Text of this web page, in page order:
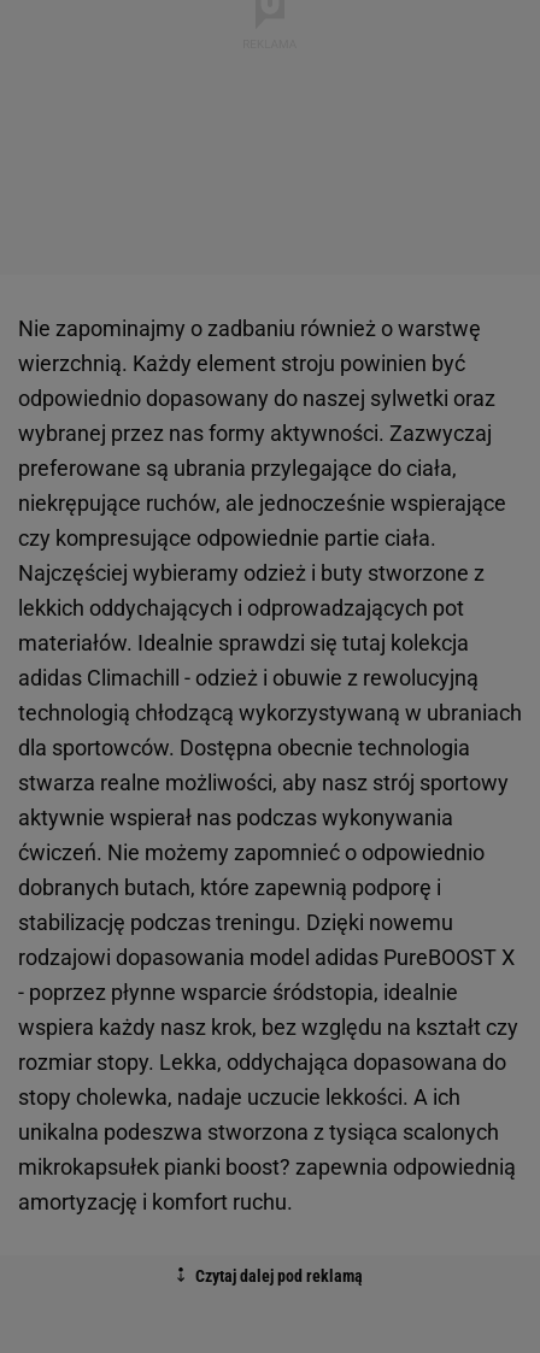
Nie zapominajmy o zadbaniu również o warstwę
wierzchnią. Każdy element stroju powinien być
odpowiednio dopasowany do naszej sylwetki oraz
wybranej przez nas formy aktywności. Zazwyczaj
preferowane są ubrania przylegające do ciała,
niekrępujące ruchów, ale jednocześnie wspierające
czy kompresujące odpowiednie partie ciała.
Najczęściej wybieramy odzież i buty stworzone z
lekkich oddychających i odprowadzających pot
materiałów. Idealnie sprawdzi się tutaj kolekcja
adidas Climachill - odzież i obuwie z rewolucyjną
technologią chłodzącą wykorzystywaną w ubraniach
dla sportowców. Dostępna obecnie technologia
stwarza realne możliwości, aby nasz strój sportowy
aktywnie wspierał nas podczas wykonywania
ćwiczeń. Nie możemy zapomnieć o odpowiednio
dobranych butach, które zapewnią podporę i
stabilizację podczas treningu. Dzięki nowemu
rodzajowi dopasowania model adidas PureBOOST X
- poprzez płynne wsparcie śródstopia, idealnie
wspiera każdy nasz krok, bez względu na kształt czy
rozmiar stopy. Lekka, oddychająca dopasowana do
stopy cholewka, nadaje uczucie lekkości. A ich
unikalna podeszwa stworzona z tysiąca scalonych
mikrokapsułek pianki boost? zapewnia odpowiednią
amortyzację i komfort ruchu.